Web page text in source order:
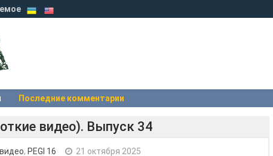
Последние комментарии
видео). Выпуск 34
, PEGI 16 21 октября 2025